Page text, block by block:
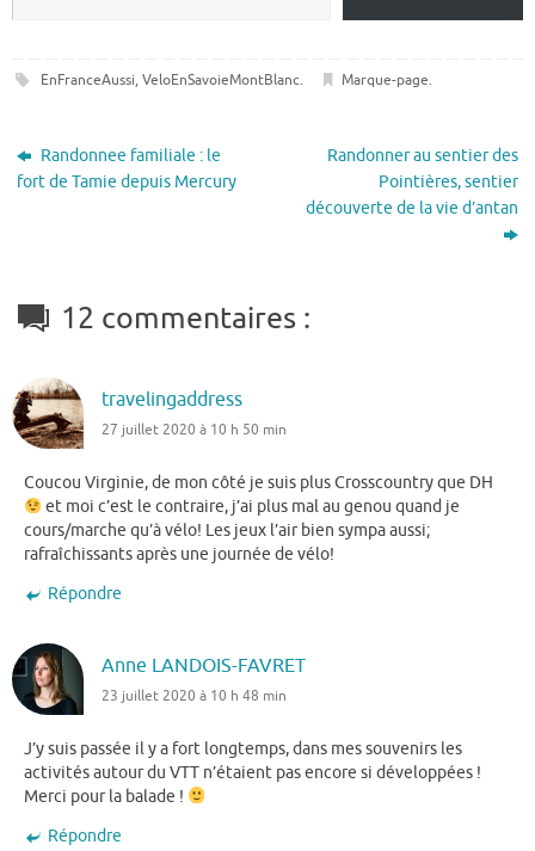
EnFranceAussi, VeloEnSavoieMontBlanc. Marque-page.
Randonnee familiale : le
fort de Tamie depuis Mercury
Randonner au sentier des
Pointières, sentier
découverte de la vie d’antan
12 commentaires :
travelingaddress
27 juillet 2020 à 10 h 50 min
Coucou Virginie, de mon côté je suis plus Crosscountry que DH
et moi c’est le contraire, j’ai plus mal au genou quand je
cours/marche qu’à vélo! Les jeux l’air bien sympa aussi;
rafraîchissants après une journée de vélo!
Répondre
Anne LANDOIS-FAVRET
23 juillet 2020 à 10 h 48 min
J’y suis passée il y a fort longtemps, dans mes souvenirs les
activités autour du VTT n’étaient pas encore si développées !
Merci pour la balade !
Répondre